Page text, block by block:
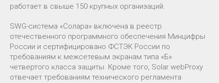
работает в свыше 150 крупных организаций.
SWG-система «Солара» включена в реестр
отечественного программного обеспечения Минцифры
России и сертифицировано ФСТЭК России по
требованиям к межсетевым экранам типа «Б»
четвертого класса защиты. Кроме того, Solar webProxy
отвечает требованиям технического регламента